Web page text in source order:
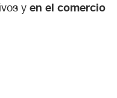
y en el comercio